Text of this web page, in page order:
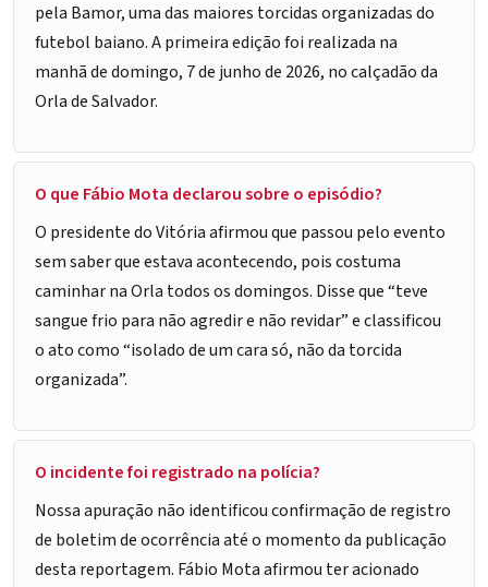
pela Bamor, uma das maiores torcidas organizadas do
futebol baiano. A primeira edição foi realizada na
manhã de domingo, 7 de junho de 2026, no calçadão da
Orla de Salvador.
O que Fábio Mota declarou sobre o episódio?
O presidente do Vitória afirmou que passou pelo evento
sem saber que estava acontecendo, pois costuma
caminhar na Orla todos os domingos. Disse que “teve
sangue frio para não agredir e não revidar” e classificou
o ato como “isolado de um cara só, não da torcida
organizada”.
O incidente foi registrado na polícia?
Nossa apuração não identificou confirmação de registro
de boletim de ocorrência até o momento da publicação
desta reportagem. Fábio Mota afirmou ter acionado